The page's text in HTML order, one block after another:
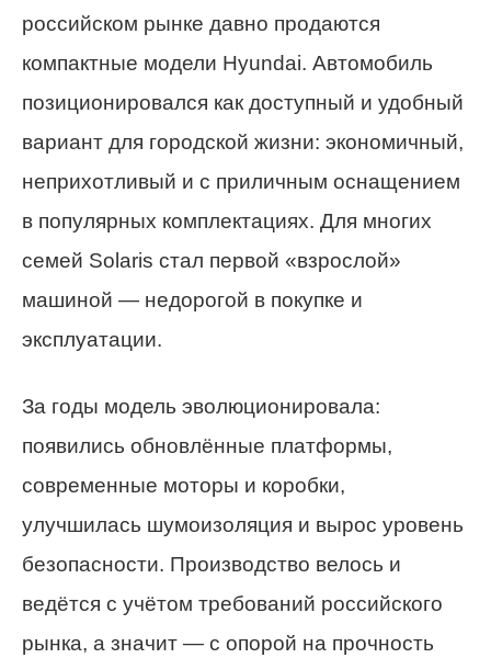
российском рынке давно продаются
компактные модели Hyundai. Автомобиль
позиционировался как доступный и удобный
вариант для городской жизни: экономичный,
неприхотливый и с приличным оснащением
в популярных комплектациях. Для многих
семей Solaris стал первой «взрослой»
машиной — недорогой в покупке и
эксплуатации.
За годы модель эволюционировала:
появились обновлённые платформы,
современные моторы и коробки,
улучшилась шумоизоляция и вырос уровень
безопасности. Производство велось и
ведётся с учётом требований российского
рынка, а значит — с опорой на прочность